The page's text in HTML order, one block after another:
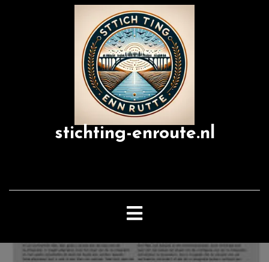
stichting-enroute.nl
Open
Button